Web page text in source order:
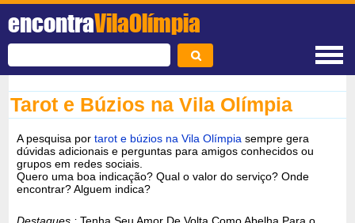
encontraVilaOlímpia
Tarot e Búzios na Vila Olímpia
A pesquisa portarot e búzios na Vila Olímpia sempre gera
dúvidas adicionais e perguntas para amigos conhecidos ou
grupos em redes sociais.
Quero uma boa indicação? Qual o valor do serviço? Onde
encontrar? Alguem indica?
Destaques : Tenha Seu Amor De Volta Como Abelha Para o